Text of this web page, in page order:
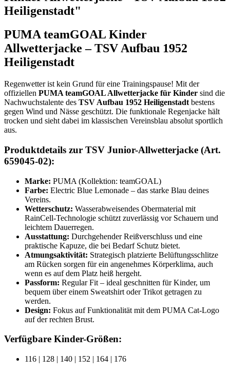
Heiligenstadt"
PUMA teamGOAL Kinder
Allwetterjacke – TSV Aufbau 1952
Heiligenstadt
Regenwetter ist kein Grund für eine Trainingspause! Mit der
offiziellen PUMA teamGOAL Allwetterjacke für Kinder sind die
Nachwuchstalente des TSV Aufbau 1952 Heiligenstadt bestens
gegen Wind und Nässe geschützt. Die funktionale Regenjacke hält
trocken und sieht dabei im klassischen Vereinsblau absolut sportlich
aus.
Produktdetails zur TSV Junior-Allwetterjacke (Art.
659045-02):
Marke: PUMA (Kollektion: teamGOAL)
Farbe: Electric Blue Lemonade – das starke Blau deines
Vereins.
Wetterschutz: Wasserabweisendes Obermaterial mit
RainCell-Technologie schützt zuverlässig vor Schauern und
leichtem Dauerregen.
Ausstattung: Durchgehender Reißverschluss und eine
praktische Kapuze, die bei Bedarf Schutz bietet.
Atmungsaktivität: Strategisch platzierte Belüftungsschlitze
am Rücken sorgen für ein angenehmes Körperklima, auch
wenn es auf dem Platz heiß hergeht.
Passform: Regular Fit – ideal geschnitten für Kinder, um
bequem über einem Sweatshirt oder Trikot getragen zu
werden.
Design: Fokus auf Funktionalität mit dem PUMA Cat-Logo
auf der rechten Brust.
Verfügbare Kinder-Größen:
116 | 128 | 140 | 152 | 164 | 176